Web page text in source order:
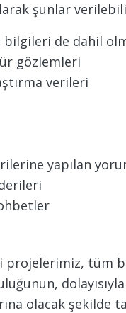
şunlar
bilgileri de dahil
gözlemleri
verileri
yapılan
projelerimiz, tüm
olacak şekilde